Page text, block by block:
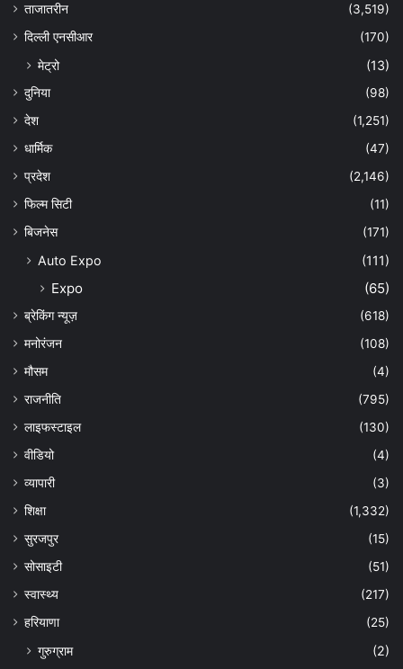
ताजातरीन
(3,519)
दिल्ली एनसीआर
(170)
मेट्रो (13)
दुनिया
(98)
देश
(1,251)
धार्मिक
(47)
प्रदेश
(2,146)
फिल्म सिटी
(11)
बिजनेस
(171)
Auto Expo (111)
Expo (65)
ब्रेकिंग न्यूज़
(618)
मनोरंजन
(108)
मौसम
(4)
राजनीति
(795)
लाइफस्टाइल
(130)
वीडियो
(4)
व्यापारी
(3)
शिक्षा
(1,332)
सुरजपुर
(15)
सोसाइटी
(51)
स्वास्थ्य
(217)
हरियाणा
(25)
गुरुग्राम
(2)